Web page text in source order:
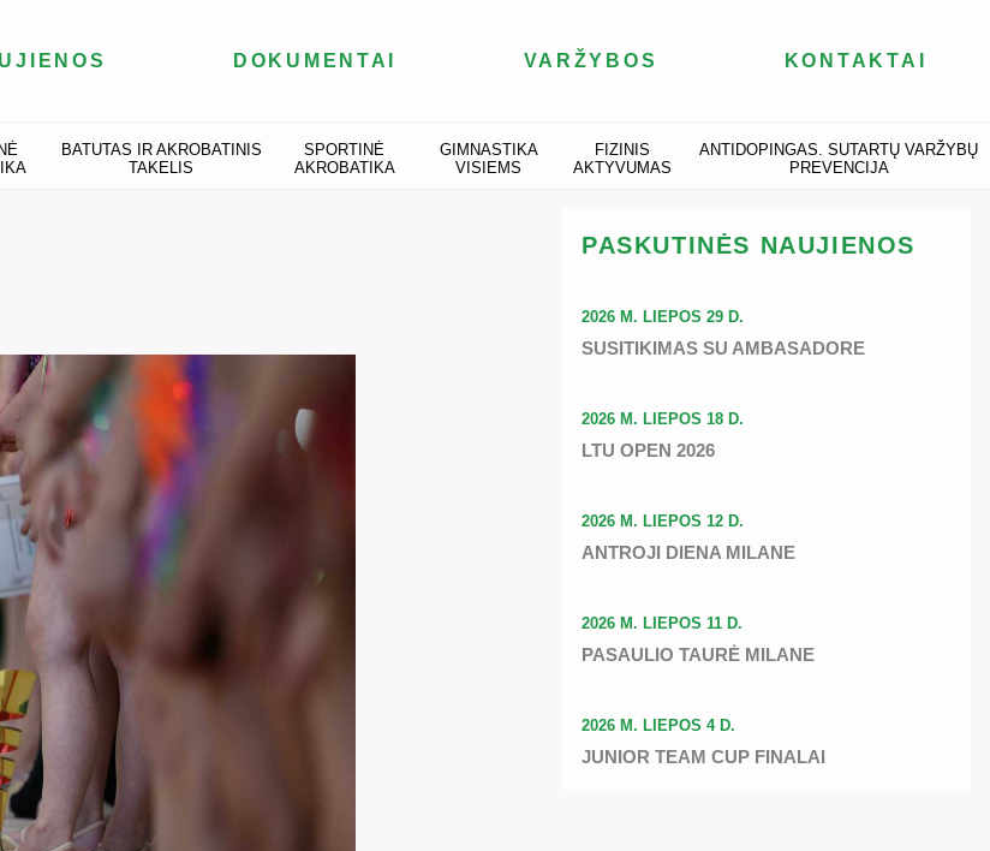
DOKUMENTAI VARŽYBOS KONTAKTAI
BATUTAS IR AKROBATINIS
TAKELIS
SPORTINĖ
AKROBATIKA
GIMNASTIKA
VISIEMS
FIZINIS
AKTYVUMAS
ANTIDOPINGAS. SUTARTŲ VARŽYBŲ
PREVENCIJA
PASKUTINĖS NAUJIENOS
2026 M. LIEPOS 29 D.
SUSITIKIMAS SU AMBASADORE
2026 M. LIEPOS 18 D.
LTU OPEN 2026
2026 M. LIEPOS 12 D.
ANTROJI DIENA MILANE
2026 M. LIEPOS 11 D.
PASAULIO TAURĖ MILANE
2026 M. LIEPOS 4 D.
JUNIOR TEAM CUP FINALAI